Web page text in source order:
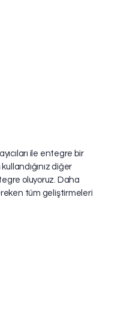
ile entegre bir
diğer
oluyoruz. Daha
tüm geliştirmeleri